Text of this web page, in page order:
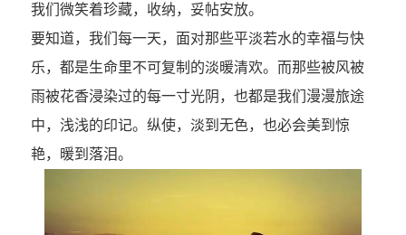
我们微笑着珍藏，收纳，妥帖安放。
要知道，我们每一天，面对那些平淡若水的幸福与快
乐，都是生命里不可复制的淡暖清欢。而那些被风被
雨被花香浸染过的每一寸光阴，也都是我们漫漫旅途
中，浅浅的印记。纵使，淡到无色，也必会美到惊
艳，暖到落泪。